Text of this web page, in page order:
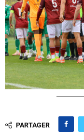
PARTAGER